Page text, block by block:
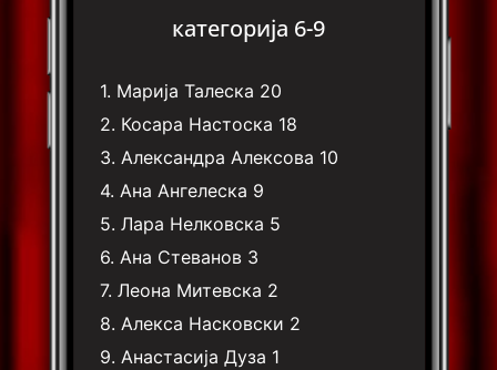
категорија 6-9
1. Марија Талеска 20
2. Косара Настоска 18
3. Александра Алексова 10
4. Ана Ангелеска 9
5.Лара Нелковска 5
6. Ана Стеванов 3
7.Леона Митевска 2
8. Алекса Насковски 2
9. Анастасија Дуза 1